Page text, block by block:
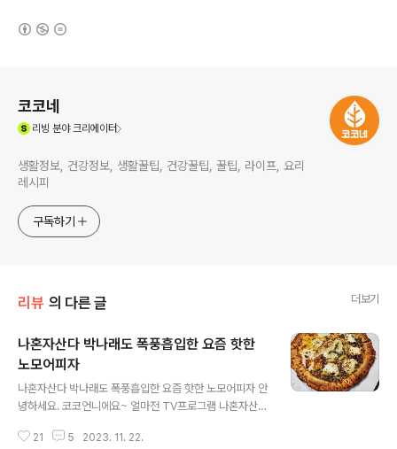
코코네
리빙 분야 크리에이터
생활정보, 건강정보, 생활꿀팁, 건강꿀팁, 꿀팁, 라이프, 요리
레시피
구독하기
리뷰 의 다른 글 더보기
나혼자산다 박나래도 폭풍흡입한 요즘 핫한
노모어피자
나혼자산다 박나래도 폭풍흡입한 요즘 핫한 노모어피자 안
녕하세요. 코코언니에요~ 얼마전 TV프로그램 나혼자산다
저 피자 한번 먹어보고 싶다 생각했는데요. 그 피자를 드디
21 5 2023. 11. 22.